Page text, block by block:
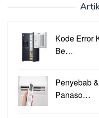
Kode Error
Be…
Penyebab
Panaso…